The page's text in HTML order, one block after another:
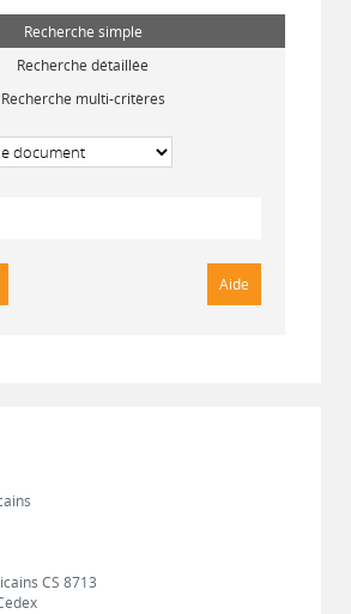
Recherche simple
Recherche détaillée
Recherche multi-critères
type de document
CS 8713